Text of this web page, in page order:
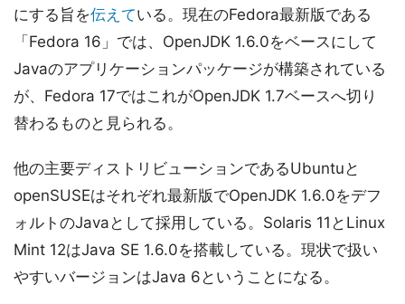
にする旨を伝えている。現在のFedora最新版である
「Fedora 16」では、OpenJDK 1.6.0をベースにして
Javaのアプリケーションパッケージが構築されている
が、Fedora 17ではこれがOpenJDK 1.7ベースへ切り
替わるものと見られる。
他の主要ディストリビューションであるUbuntuと
openSUSEはそれぞれ最新版でOpenJDK 1.6.0をデフ
ォルトのJavaとして採用している。Solaris 11とLinux
Mint 12はJava SE 1.6.0を搭載している。現状で扱い
やすいバージョンはJava 6ということになる。